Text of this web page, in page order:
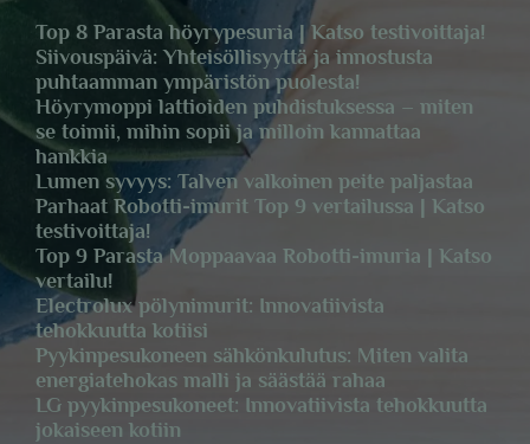
Top 8 Parasta höyrypesuria | Katso testivoittaja!
Siivouspäivä: Yhteisöllisyyttä ja innostusta
puhtaamman ympäristön puolesta!
Höyrymoppi lattioiden puhdistuksessa – miten
se toimii, mihin sopii ja milloin kannattaa
hankkia
Lumen syvyys: Talven valkoinen peite paljastaa
Parhaat Robotti-imurit Top 9 vertailussa | Katso
testivoittaja!
Top 9 Parasta Moppaavaa Robotti-imuria | Katso
vertailu!
Electrolux pölynimurit: Innovatiivista
tehokkuutta kotiisi
Pyykinpesukoneen sähkönkulutus: Miten valita
energiatehokas malli ja säästää rahaa
LG pyykinpesukoneet: Innovatiivista tehokkuutta
jokaiseen kotiin